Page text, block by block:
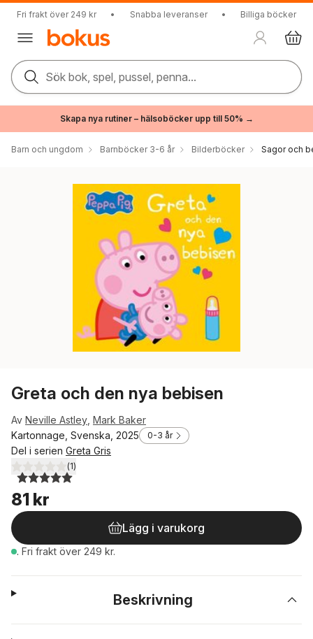
Fri frakt över 249 kr • Snabba leveranser • Billiga böcker
Sök bok, spel, pussel, penna...
Skapa nya rutiner – hälsoböcker upp till 50% →
Barn och ungdom Barnböcker 3-6 år Bilderböcker Sagor och
Greta och den nya bebisen
Av Neville Astley Mark Baker
Kartonnage, Svenska, 2025
0-3 år
Del i serien Greta Gris
5,0utav 5 stjärnor. Totalt antal röster:
(1)
81 kr
Lägg i varukorg
. Fri frakt över 249 kr.
Beskrivning